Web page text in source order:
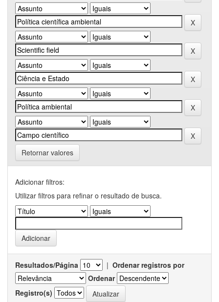
Retornar valores
Adicionar filtros:
Utilizar filtros para refinar o resultado de busca.
Resultados/Página | Ordenar registros por
Ordenar
Registro(s)